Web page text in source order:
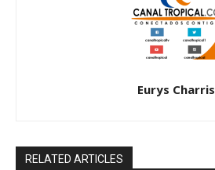
Eurys Charris
RELATED ARTICLES